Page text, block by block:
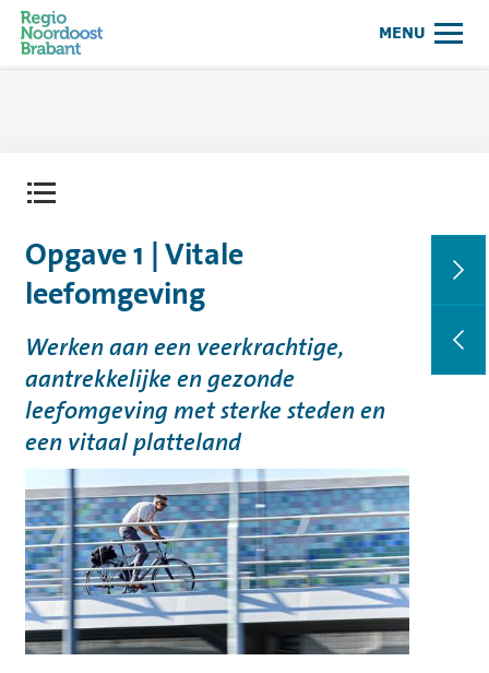
Samenwerkingsagenda Regio
MENU
Opgave 1 | Vitale
leefomgeving
Werken aan een veerkrachtige,
aantrekkelijke en gezonde
leefomgeving met sterke steden en
een vitaal platteland